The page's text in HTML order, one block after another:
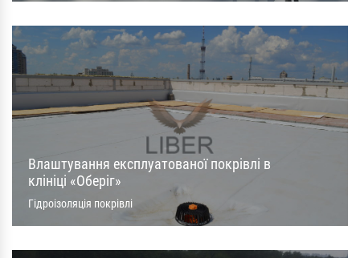
Влаштування експлуатованої покрівлі в
клініці «Оберіг»
Гідроізоляція покрівлі